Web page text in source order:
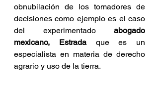
obnubilación de los tomadores de
decisiones como ejemplo es el caso
del experimentado abogado
mexicano, Estrada que es un
especialista en materia de derecho
agrario y uso de la tierra.